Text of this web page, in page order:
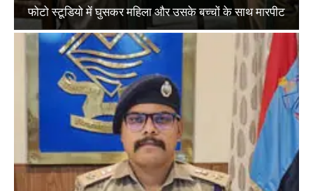
फोटो स्टूडियो में घुसकर महिला और उसके बच्चों के साथ मारपीट